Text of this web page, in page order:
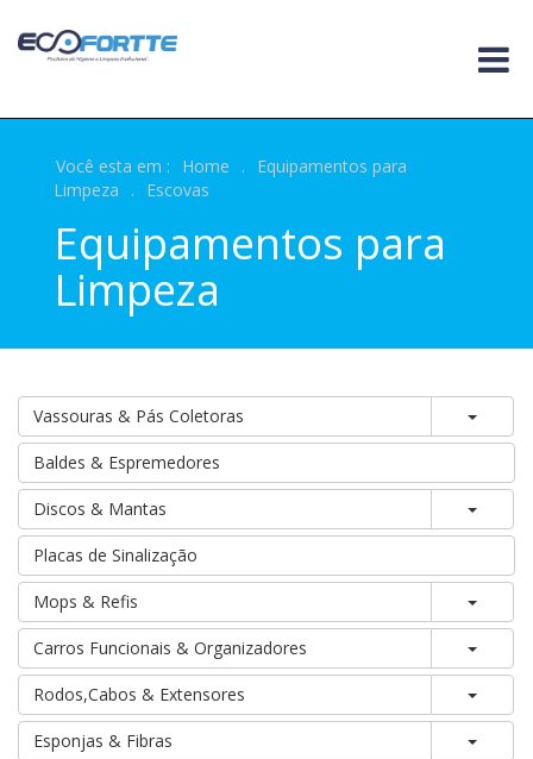
Você esta em : Home .
Equipamentos para
Limpeza
. Escovas
Equipamentos para
Limpeza
Vassouras & Pás Coletoras
Baldes & Espremedores
Discos & Mantas
Placas de Sinalização
Mops & Refis
Carros Funcionais & Organizadores
Rodos,Cabos & Extensores
Esponjas & Fibras